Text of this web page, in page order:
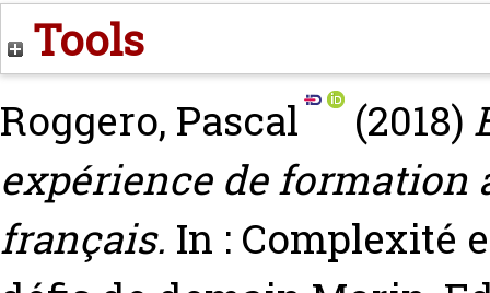
Tools
Roggero, Pascal (2018)
expérience de formation
français. In : Complexité